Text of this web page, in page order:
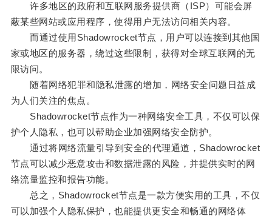
许多地区的政府和互联网服务提供商（ISP）可能会屏
蔽某些网站或应用程序，使得用户无法访问相关内容。
而通过使用Shadowrocket节点，用户可以连接到其他国
家或地区的服务器，绕过这些限制，获得对全球互联网的无
限访问。
随着网络犯罪和隐私泄露的增加，网络安全问题日益成
为人们关注的焦点。
Shadowrocket节点作为一种网络安全工具，不仅可以保
护个人隐私，也可以帮助企业加强网络安全防护。
通过将网络流量引导到安全的代理通道，Shadowrocket
节点可以减少恶意攻击和数据泄露的风险，并提供实时的网
络流量监控和报告功能。
总之，Shadowrocket节点是一款方便实用的工具，不仅
可以加强个人隐私保护，也能提供更安全和畅通的网络体